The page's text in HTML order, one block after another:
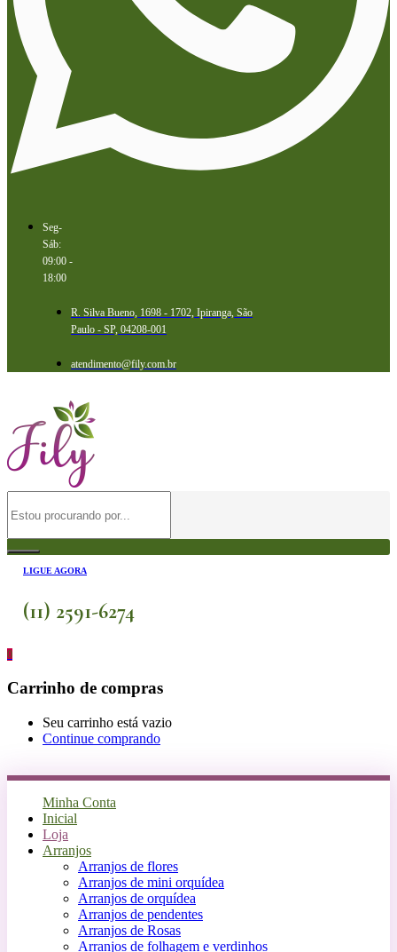
Seg-
Sáb:
09:00 -
18:00
R. Silva Bueno, 1698 - 1702, Ipiranga, São
Paulo - SP, 04208-001
atendimento@fily.com.br
LIGUE AGORA
(11) 2591-6274
0
Carrinho de compras
Seu carrinho está vazio
Continue comprando
Minha Conta
Inicial
Loja
Arranjos
Arranjos de flores
Arranjos de mini orquídea
Arranjos de orquídea
Arranjos de pendentes
Arranjos de Rosas
Arranjos de folhagem e verdinhos